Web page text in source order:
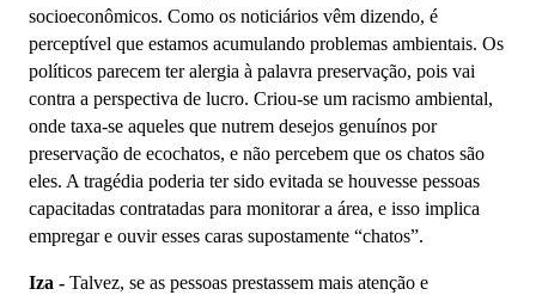
socioeconômicos. Como os noticiários vêm dizendo, é
perceptível que estamos acumulando problemas ambientais. Os
políticos parecem ter alergia à palavra preservação, pois vai
contra a perspectiva de lucro. Criou-se um racismo ambiental,
onde taxa-se aqueles que nutrem desejos genuínos por
preservação de ecochatos, e não percebem que os chatos são
eles. A tragédia poderia ter sido evitada se houvesse pessoas
capacitadas contratadas para monitorar a área, e isso implica
empregar e ouvir esses caras supostamente “chatos”.
Iza - Talvez, se as pessoas prestassem mais atenção e